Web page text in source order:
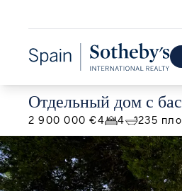
Отдельный дом с
2 900 000 €4 4 235